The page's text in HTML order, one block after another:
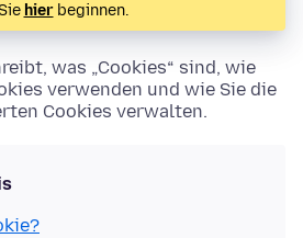
hierbeginnen.
was „Cookies“ sind, wie
verwenden und wie Sie die
Cookies verwalten.